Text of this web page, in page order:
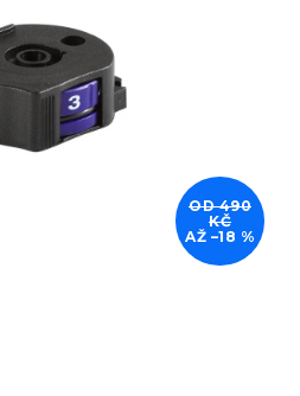
OD 490
KČ
AŽ –18 %